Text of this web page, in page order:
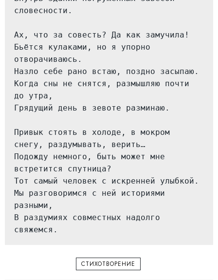
словесности.
Ах, что за совесть? Да как замучила!
Бьётся кулаками, но я упорно
отворачиваюсь.
Назло себе рано встаю, поздно засыпаю.
Когда сны не снятся, размышляю почти
до утра,
Грядущий день в зевоте разминаю.
Привык стоять в холоде, в мокром
снегу, раздумывать, верить…
Подожду немного, быть может мне
встретится спутница?
Тот самый человек с искренней улыбкой.
Мы разговоримся с ней историями
разными,
В раздумиях совместных надолго
свяжемся.
СТИХОТВОРЕНИЕ